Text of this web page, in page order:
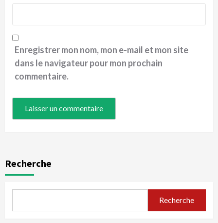
Enregistrer mon nom, mon e-mail et mon site
dans le navigateur pour mon prochain
commentaire.
Recherche
Recherche